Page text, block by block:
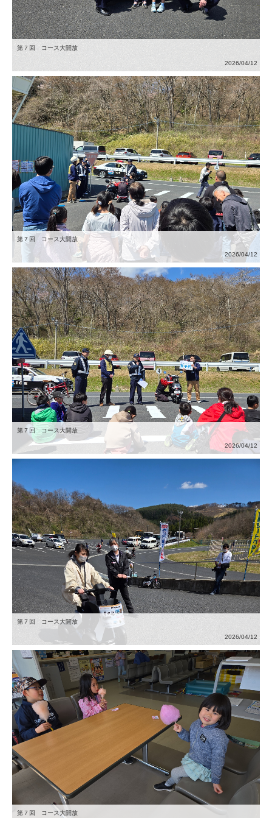
第７回 コース大開放
2026/04/12
第７回 コース大開放
2026/04/12
第７回 コース大開放
2026/04/12
第７回 コース大開放
2026/04/12
第７回 コース大開放